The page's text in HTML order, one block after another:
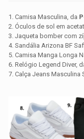
1. Camisa Masculina, da
2. Óculos de sol em
3. Jaqueta bomber com
4. Sandália Arizona BF
5. Camisa Manga Longa
6. Relógio Legend Diver,
7. Calça Jeans Masculina